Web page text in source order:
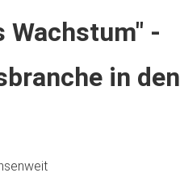
Wachstum" -
in den